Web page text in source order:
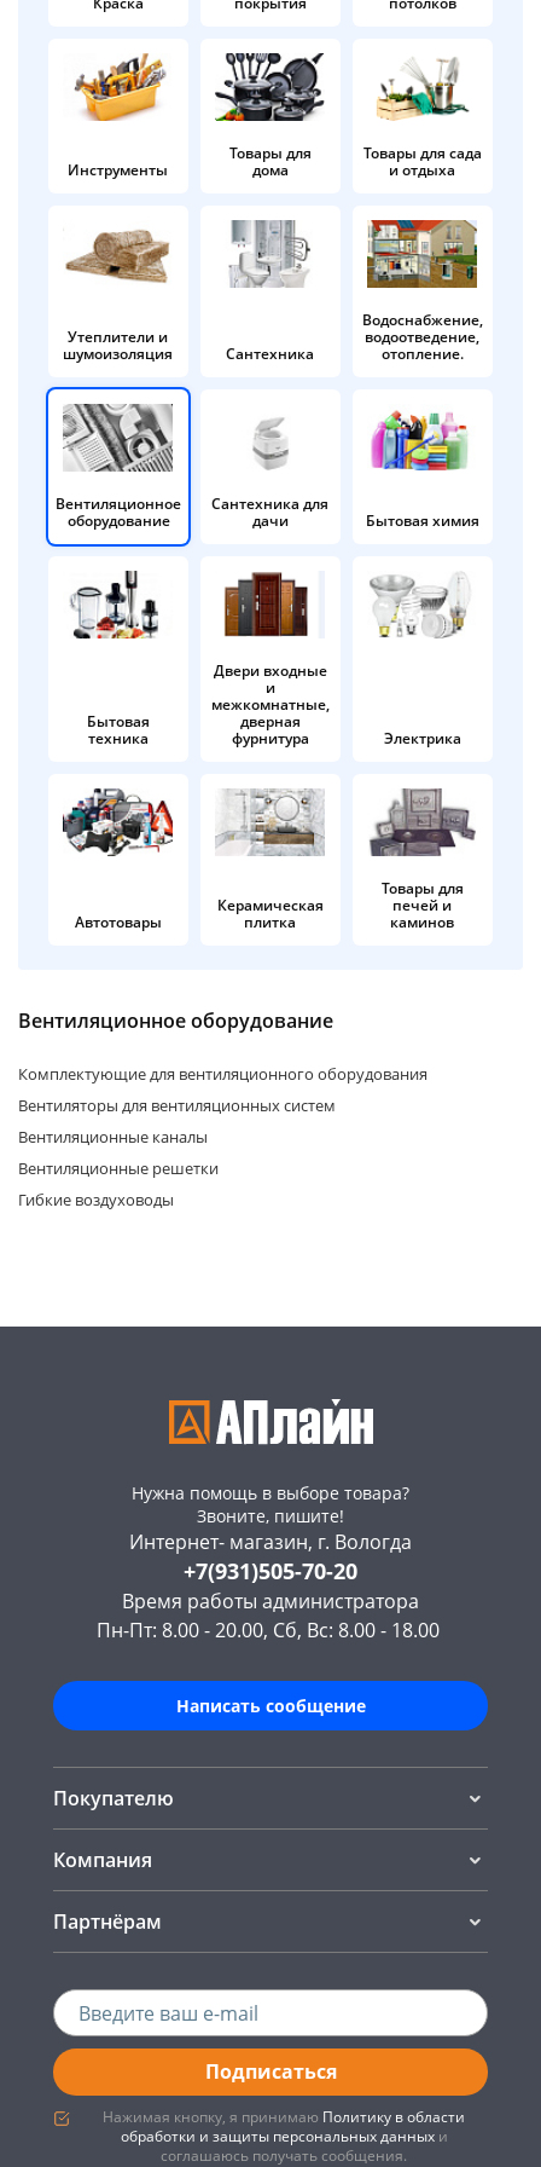
Инструменты
Товары для
дома
Товары для сада
и отдыха
Утеплители и
шумоизоляция
Сантехника
Водоснабжение,
водоотведение,
отопление.
Вентиляционное
оборудование
Сантехника для
дачи
Бытовая химия
Бытовая
техника
Двери входные
и
межкомнатные,
дверная
фурнитура
Электрика
Автотовары
Керамическая
плитка
Товары для
печей и
каминов
Вентиляционное оборудование
Комплектующие для вентиляционного оборудования
Вентиляторы для вентиляционных систем
Вентиляционные каналы
Вентиляционные решетки
Гибкие воздуховоды
Нужна помощь в выборе товара?
Звоните, пишите!
Интернет- магазин, г. Вологда
+7(931)505-70-20
Время работы администратора
Пн-Пт: 8.00 - 20.00, Сб, Вс: 8.00 - 18.00
Написать сообщение
Покупателю
Компания
Партнёрам
Подписаться
Нажимая кнопку, я принимаю Политику в области
обработки и защиты персональных данныхи
соглашаюсь получать сообщения.
в корзину
Оплачивайте сегодня только
25% картой любого банка
Получайте товар
выбранный способом
Оставшиеся
% будут
списываться
по25%каждые 2 недели
Подробнее
об оплате Плайтом
раз в 2
недели
Остались вопросы?
8 800 302-02-51
plait.ru